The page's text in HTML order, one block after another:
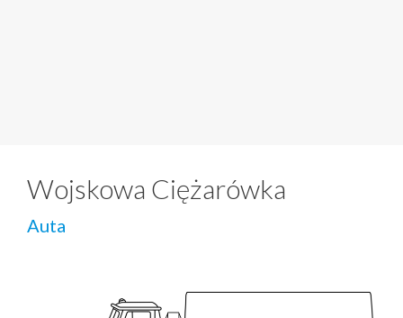
Wojskowa Ciężarówka
Auta